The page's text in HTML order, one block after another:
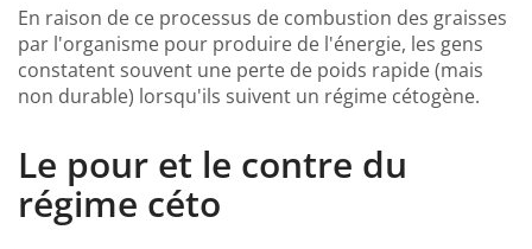
En raison de ce processus de combustion des graisses
par l'organisme pour produire de l'énergie, les gens
constatent souvent une perte de poids rapide (mais
non durable) lorsqu'ils suivent un régime cétogène.
Le pour et le contre du
régime céto